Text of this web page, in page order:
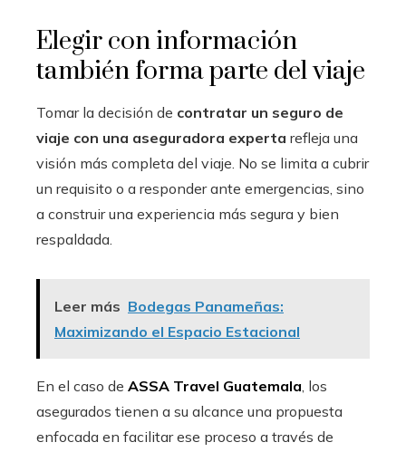
Elegir con información
también forma parte del viaje
Tomar la decisión de contratar un seguro de
viaje con una aseguradora experta refleja una
visión más completa del viaje. No se limita a cubrir
un requisito o a responder ante emergencias, sino
a construir una experiencia más segura y bien
respaldada.
Leer más Bodegas Panameñas:
Maximizando el Espacio Estacional
En el caso de ASSA Travel Guatemala, los
asegurados tienen a su alcance una propuesta
enfocada en facilitar ese proceso a través de